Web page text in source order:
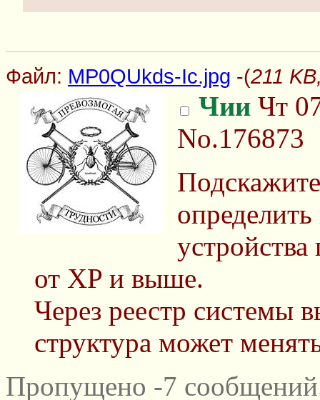
Файл: MP0QUkds-Ic.jpg -(211
Чии Чт
No.176873
от XP и выше.
Через реестр системы
структура может
Пропущено -7